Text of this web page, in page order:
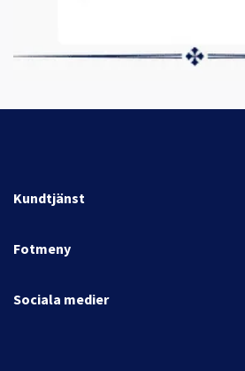
Kundtjänst
Fotmeny
Sociala medier